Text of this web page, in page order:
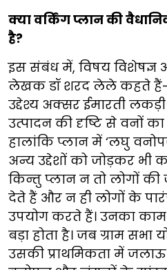
क्या वर्किंग प्लान की
है?
इस संबंध में, विषय विशेषज्ञ
लेखक डॉ शरद लेले कहते हैं-
उद्देश्य अक्सर ईमारती
उत्पादन की दृष्टि से वनों का
हालांकि प्लान में ‘लघु
अन्य उद्देशों को जोड़कर भी
किन्तु प्लान न तो लोगों की
देते हैं और न ही लोगों के
उपयोग करते हैं। उनका
बड़ा होता है। जब ग्राम सभा
उसकी प्राथमिकता में